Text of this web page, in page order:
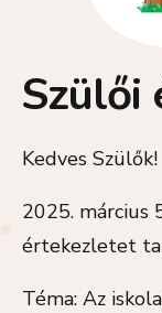
Szülői
Kedves Szülők!
2025. március
értekezletet
Téma: Az